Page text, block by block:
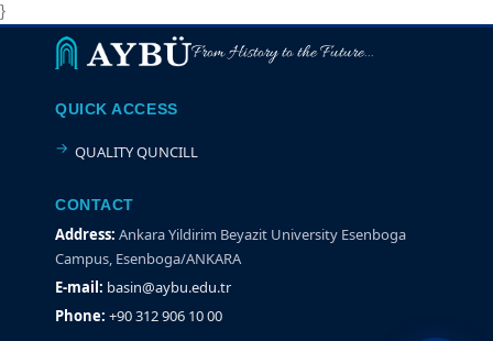
}
From History to the Future...
QUICK ACCESS
QUALITY QUNCILL
CONTACT
Address: Ankara Yildirim Beyazit University Esenboga
Campus, Esenboga/ANKARA
E-mail: basin@aybu.edu.tr
Phone: +90 312 906 10 00